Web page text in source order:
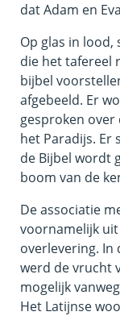
dat Adam en
Op glas in
die het tafereel
bijbel
afgebeeld. Er
gesproken over
het Paradijs. Er
de Bijbel wordt
boom van de
De associatie
voornamelijk
overlevering.
werd de vrucht
mogelijk
Het Latijnse